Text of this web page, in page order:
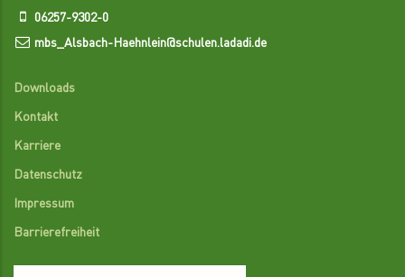
06257-9302-0
mbs_Alsbach-Haehnlein@schulen.ladadi.de
Downloads
Kontakt
Karriere
Datenschutz
Impressum
Barrierefreiheit